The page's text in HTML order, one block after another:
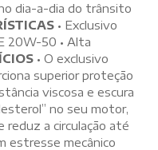
dia-a-dia do trânsito
• Exclusivo
20W-50 • Alta
• O exclusivo
superior proteção
viscosa e escura
no seu motor,
reduz a circulação até
estresse mecânico